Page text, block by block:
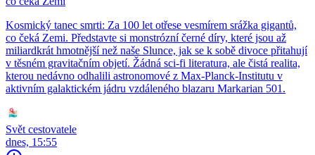
Kosmický tanec smrti: Za 100 let otřese vesmírem srážka gigantů,
co čeká Zemi. Představte si monstrózní černé díry, které jsou až
miliardkrát hmotnější než naše Slunce, jak se k sobě divoce přitahují
v těsném gravitačním objetí. Žádná sci-fi literatura, ale čistá realita,
kterou nedávno odhalili astronomové z Max-Planck-Institutu v
aktivním galaktickém jádru vzdáleného blazaru Markarian 501.
Svět cestovatele
dnes, 15:55